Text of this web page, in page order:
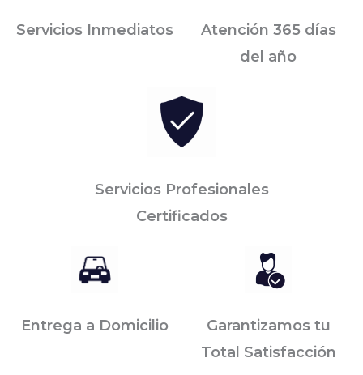
Servicios Inmediatos
Atención 365 días
del año
Servicios Profesionales
Certificados
Entrega a Domicilio
Garantizamos tu
Total Satisfacción